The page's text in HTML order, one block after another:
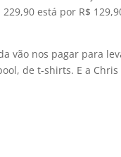
está por R$
vão nos pagar para
de t-shirts. E a Chris